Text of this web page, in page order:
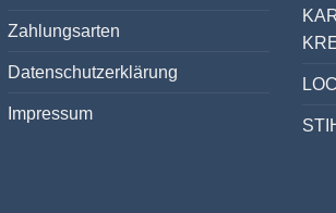
Zahlungsarten
Datenschutzerklärung
Impressum